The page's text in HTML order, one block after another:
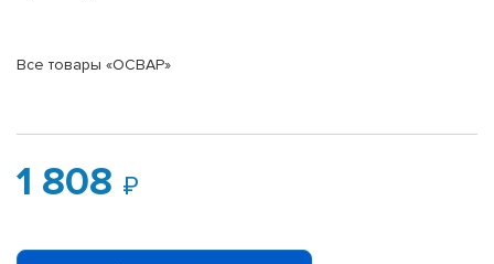
Все товары «ОСВАР»
1 808